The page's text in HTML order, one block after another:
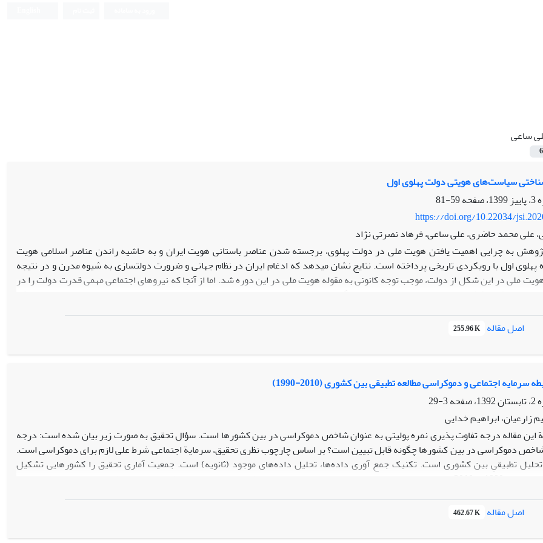
ساعی
6
سیاست‌های هویتی دولت پهلوی اول
59-81
https://doi.org/10.22034/
علی محمد حاضری، علی ساعی، فرهاد نصرتی نژاد
به چرایی اهمیت یافتن هویت ملی در دولت پهلوی، برجسته شدن عناصر باستانی هویت ایران و به حاشیه راندن عناصر اسلامی هویت
پهلوی اول با رویکردی تاریخی پرداخته است. نتایج نشان می­دهد که ادغام ایران در نظام جهانی و ضرورت دولت­سازی به شیوه مدرن و در نتیجه
ملی در این شکل از دولت، موجب توجه کانونی به مقوله هویت ملی در این دوره شد. اما از آن­جا که نیروهای اجتماعی مهمی قدرت دولت را در
به چالش می­کشیدند، سیاست­های هویتی دولت به گونه­ای سامان یافت تا در برساخت هویت ملی عناصری از هویت سراسری تاریخی ایرانی که
اجتماعی یاد شده بود، کنارگذاشته و عناصری انتخاب شود که به نوعی در تضاد با نشانگان هویتی نیروهای یاد شده بود. از این رو،
دولت در این دوره بیشتر از آن که منطق ایدئولوژیک داشته و ناشی از ایدئولوژی دولت باشد، در راستای منافع دولت و به ضرر نیروهای
خصوصاً روحانیت و سران ایلات و عشایر، تدوین شده است.
اصل مقاله 255.96 K
سرمایه اجتماعی و دموکراسی مطالعه تطبیقی بین کشوری (2010-1990)
3-29
زارعیان، ابراهیم خدایی
این مقاله درجه تفاوت پذیری نمره پولیتی به عنوان شاخص دموکراسی در بین کشورها است. سؤال تحقیق به صورت زیر بیان شده است: درجه
دموکراسی در بین کشورها چگونه قابل تبیین است؟ بر اساس چارچوب نظری تحقیق، سرمایة اجتماعی شرط علی لازم برای دموکراسی است.
تحلیل تطبیقیِ بین کشوری است. تکنیک جمع آوری داده‌ها، تحلیل داد‌ه‌های موجود (ثانویه) است. جمعیت آماری تحقیق را کشورهایی تشکیل
مشارکت مدنی و نفع جمعی معمولا شرط لازم برای دموکراسی است. همچنین یافته‌ها نشان داد حاکمیت استبدادی در یک کشور اثرات نامطلوب
اجتماعی دارد.
اصل مقاله 462.67 K